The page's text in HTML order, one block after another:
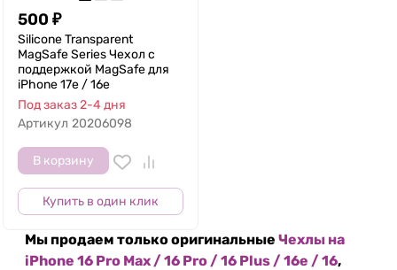
500 ₽
Silicone Transparent
MagSafe Series Чехол с
поддержкой MagSafe для
iPhone 17e / 16e
Под заказ 2-4 дня
Артикул 20206098
В корзину
Купить в один клик
Мы продаем только оригинальные Чехлы на
iPhone 16 Pro Max / 16 Pro / 16 Plus / 16e / 16,